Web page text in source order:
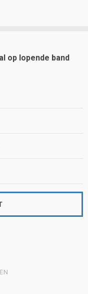
op lopende band